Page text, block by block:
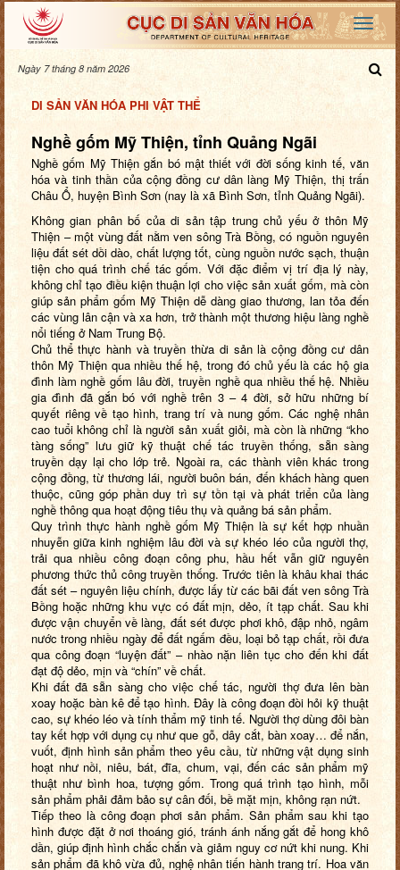
Ngày 7 tháng 8 năm 2026
DI SẢN VĂN HÓA PHI VẬT THỂ
Nghề gốm Mỹ Thiện, tỉnh Quảng Ngãi
Nghề gốm Mỹ Thiện gắn bó mật thiết với đời sống kinh tế, văn
hóa và tinh thần của cộng đồng cư dân làng Mỹ Thiện, thị trấn
Châu Ổ, huyện Bình Sơn (nay là xã Bình Sơn, tỉnh Quảng Ngãi).
Không gian phân bố của di sản tập trung chủ yếu ở thôn Mỹ
Thiện – một vùng đất nằm ven sông Trà Bồng, có nguồn nguyên
liệu đất sét dồi dào, chất lượng tốt, cùng nguồn nước sạch, thuận
tiện cho quá trình chế tác gốm. Với đặc điểm vị trí địa lý này,
không chỉ tạo điều kiện thuận lợi cho việc sản xuất gốm, mà còn
giúp sản phẩm gốm Mỹ Thiện dễ dàng giao thương, lan tỏa đến
các vùng lân cận và xa hơn, trở thành một thương hiệu làng nghề
nổi tiếng ở Nam Trung Bộ.
Chủ thể thực hành và truyền thừa di sản là cộng đồng cư dân
thôn Mỹ Thiện qua nhiều thế hệ, trong đó chủ yếu là các hộ gia
đình làm nghề gốm lâu đời, truyền nghề qua nhiều thế hệ. Nhiều
gia đình đã gắn bó với nghề trên 3 – 4 đời, sở hữu những bí
quyết riêng về tạo hình, trang trí và nung gốm. Các nghệ nhân
cao tuổi không chỉ là người sản xuất giỏi, mà còn là những “kho
tàng sống” lưu giữ kỹ thuật chế tác truyền thống, sẵn sàng
truyền dạy lại cho lớp trẻ. Ngoài ra, các thành viên khác trong
cộng đồng, từ thương lái, người buôn bán, đến khách hàng quen
thuộc, cũng góp phần duy trì sự tồn tại và phát triển của làng
nghề thông qua hoạt động tiêu thụ và quảng bá sản phẩm.
Quy trình thực hành nghề gốm Mỹ Thiện là sự kết hợp nhuần
nhuyễn giữa kinh nghiệm lâu đời và sự khéo léo của người thợ,
trải qua nhiều công đoạn công phu, hầu hết vẫn giữ nguyên
phương thức thủ công truyền thống. Trước tiên là khâu khai thác
đất sét – nguyên liệu chính, được lấy từ các bãi đất ven sông Trà
Bồng hoặc những khu vực có đất mịn, dẻo, ít tạp chất. Sau khi
được vận chuyển về làng, đất sét được phơi khô, đập nhỏ, ngâm
nước trong nhiều ngày để đất ngấm đều, loại bỏ tạp chất, rồi đưa
qua công đoạn “luyện đất” – nhào nặn liên tục cho đến khi đất
đạt độ dẻo, mịn và “chín” về chất.
Khi đất đã sẵn sàng cho việc chế tác, người thợ đưa lên bàn
xoay hoặc bàn kê để tạo hình. Đây là công đoạn đòi hỏi kỹ thuật
cao, sự khéo léo và tính thẩm mỹ tinh tế. Người thợ dùng đôi bàn
tay kết hợp với dụng cụ như que gỗ, dây cắt, bàn xoay… để nắn,
vuốt, định hình sản phẩm theo yêu cầu, từ những vật dụng sinh
hoạt như nồi, niêu, bát, đĩa, chum, vại, đến các sản phẩm mỹ
thuật như bình hoa, tượng gốm. Trong quá trình tạo hình, mỗi
sản phẩm phải đảm bảo sự cân đối, bề mặt mịn, không rạn nứt.
Tiếp theo là công đoạn phơi sản phẩm. Sản phẩm sau khi tạo
hình được đặt ở nơi thoáng gió, tránh ánh nắng gắt để hong khô
dần, giúp định hình chắc chắn và giảm nguy cơ nứt khi nung. Khi
sản phẩm đã khô vừa đủ, nghệ nhân tiến hành trang trí. Hoa văn